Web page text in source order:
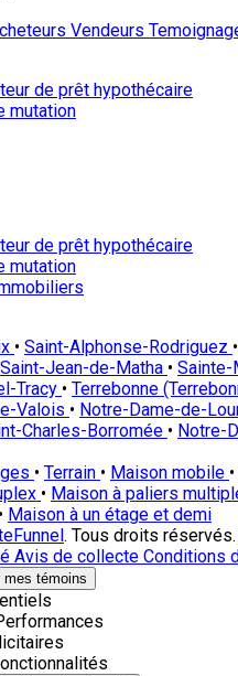
Vendeurs
de prêt hypothécaire
mutation
de prêt hypothécaire
mutation
• Saint-Alphonse-Rodriguez •
Saint-Jean-de-Matha • Sainte-
Tracy • Terrebonne
Valois • Notre-Dame-de-
Charles-Borromée • Notre-
• Terrain • Maison mobile •
• Maison à paliers
• Maison à un étage et demi
. Tous droits réservés.
Avis de collecte Conditions
mes témoins